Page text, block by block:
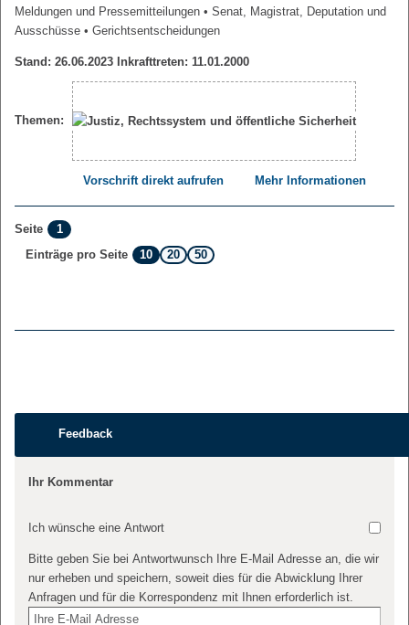
Meldungen und Pressemitteilungen • Senat, Magistrat, Deputation und
Ausschüsse • Gerichtsentscheidungen
Stand: 26.06.2023 Inkrafttreten: 11.01.2000
Themen:
Vorschrift direkt aufrufen Mehr Informationen
Seite
1
Einträge pro Seite
10 20 50
Feedback
Ihr Kommentar
Ich wünsche eine Antwort
Bitte geben Sie bei Antwortwunsch Ihre E-Mail Adresse an, die wir
nur erheben und speichern, soweit dies für die Abwicklung Ihrer
Anfragen und für die Korrespondenz mit Ihnen erforderlich ist.